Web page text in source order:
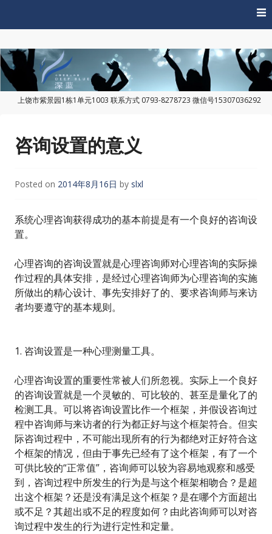
上饶深蓝心理
上饶市紫景园1栋1单元1003 联系方式 0793-8278723 微信号15307036292
咨询设置的意义
Posted on 2014年8月16日 by slxl
系统心理咨询获得成功的基本前提是有一个良好的咨询设
置。
心理咨询的咨询设置就是心理咨询师对心理咨询的实际操
作过程的具体安排，是经过心理咨询师为心理咨询的实施
所做出的精心设计、事先安排好了的、要求咨询师与来访
者均要遵守的基本规则。
1. 咨询设置是一种心理测量工具。
心理咨询设置的重要性常被人们所忽视。实际上一个良好
的咨询设置就是一个灵敏的、可比较的、甚至是量化了的
检测工具。可以将咨询设置比作一个框架，并假设咨询过
程中咨询师与来访者的行为都正好与这个框架符合。但实
际咨询过程中，不可能出现所有的行为都绝对正好符合这
个框架的情况，但由于事先已经有了这个框架，有了一个
可供比较的“正常值”，咨询师可以较为容易地观察和感受
到，咨询过程中所发生的行为是与这个框架相吻合？是超
出这个框架？还是没有满足这个框架？是在哪个方面超出
或不足？其超出或不足的程度如何？由此咨询师可以对咨
询过程中发生的行为进行定性和定量。